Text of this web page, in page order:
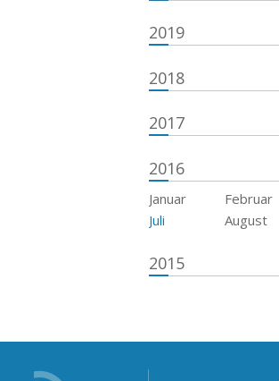
2019
2018
2017
2016
Januar Februar
Juli
August
2015